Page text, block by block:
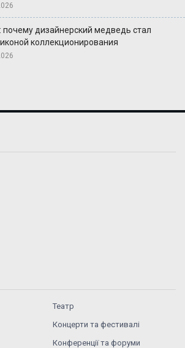
почему дизайнерский медведь стал
коллекционирования
Театр
Концерти та фестивалі
Конференції та форуми